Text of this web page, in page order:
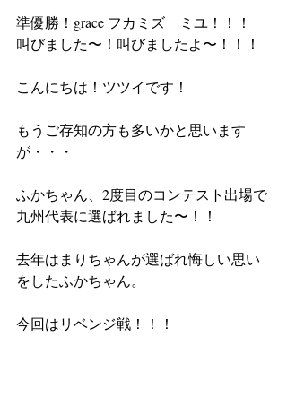
準優勝！grace フカミズ　ミユ！！！
叫びました〜！叫びましたよ〜！！！
こんにちは！ツツイです！
もうご存知の方も多いかと思います
が・・・
ふかちゃん、2度目のコンテスト出場で
九州代表に選ばれました〜！！
去年はまりちゃんが選ばれ悔しい思い
をしたふかちゃん。
今回はリベンジ戦！！！